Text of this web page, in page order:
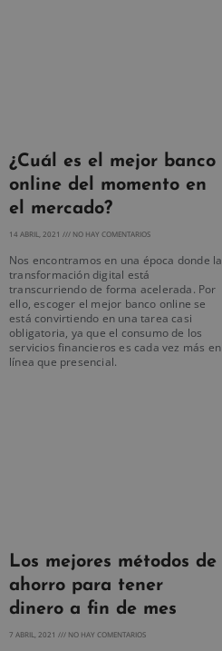
¿Cuál es el mejor banco
online del momento en
el mercado?
14 ABRIL, 2021 NO HAY COMENTARIOS
Nos encontramos en una época donde la
transformación digital está
transcurriendo de forma acelerada. Por
ello, escoger el mejor banco online se
está convirtiendo en una tarea casi
obligatoria, ya que el consumo de los
servicios financieros es cada vez más en
línea que presencial.
Los mejores métodos de
ahorro para tener
dinero a fin de mes
7 ABRIL, 2021 NO HAY COMENTARIOS